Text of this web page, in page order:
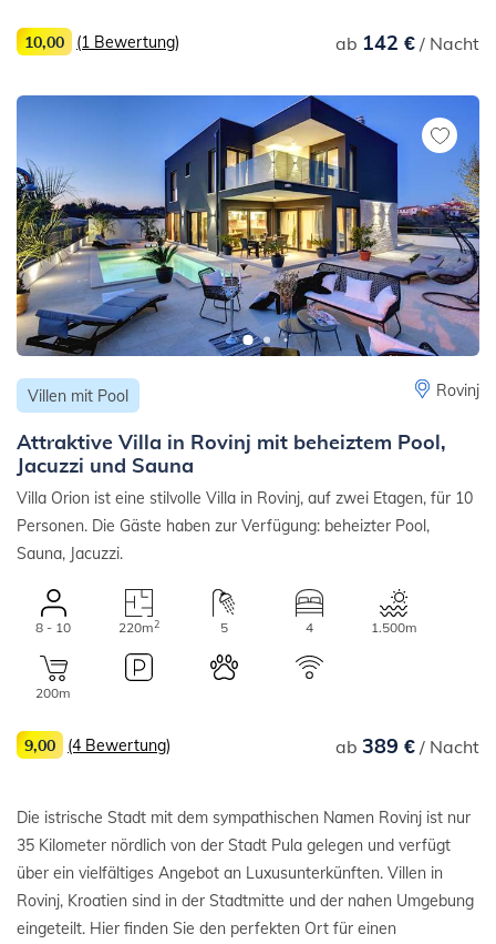
ab 142 €/ Nacht
10,00 (1 Bewertung)
Villen mit Pool Rovinj
Attraktive Villa in Rovinj mit beheiztem Pool,
Jacuzzi und Sauna
Villa Orion ist eine stilvolle Villa in Rovinj, auf zwei Etagen, für 10
Personen. Die Gäste haben zur Verfügung: beheizter Pool,
Sauna, Jacuzzi.
8 - 10 220m2 5 4 1.500m
200m
ab 389 €/ Nacht
9,00 (4 Bewertung)
Die istrische Stadt mit dem sympathischen Namen Rovinj ist nur
35 Kilometer nördlich von der Stadt Pula gelegen und verfügt
über ein vielfältiges Angebot an Luxusunterkünften. Villen in
Rovinj, Kroatien sind in der Stadtmitte und der nahen Umgebung
eingeteilt. Hier finden Sie den perfekten Ort für einen